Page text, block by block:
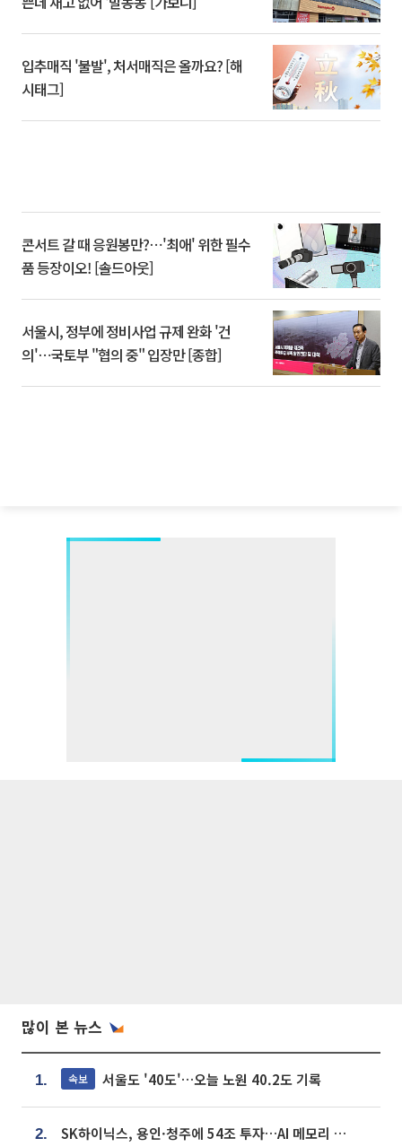
입추매직 '불발', 처서매직은 올까요? [해
시태그]
콘서트 갈 때 응원봉만?⋯'최애' 위한 필수
품 등장이오! [솔드아웃]
서울시, 정부에 정비사업 규제 완화 '건
의'⋯국토부 "협의 중" 입장만 [종합]
많이 본 뉴스
1. 속보 서울도 '40도'…오늘 노원 40.2도 기록
2. SK하이닉스, 용인·청주에 54조 투자…AI 메모리 생산기지 키운다